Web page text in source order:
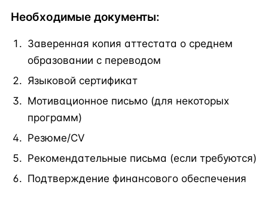
Необходимые документы:
Заверенная копия аттестата о среднем
образовании с переводом
Языковой сертификат
Мотивационное письмо (для некоторых
программ)
Резюме/CV
Рекомендательные письма (если требуются)
Подтверждение финансового обеспечения